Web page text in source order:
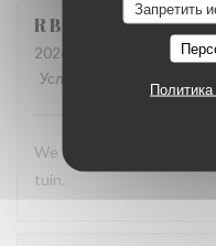
Запретить
RB
2026-08-02
- 12:00 -
Услуги
We hebben heel goed
tuin.